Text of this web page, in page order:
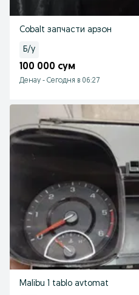
Cobalt запчасти арзон
Б/у
100 000 сум
Денау - Сегодня в 06:27
Malibu 1 tablo avtomat